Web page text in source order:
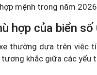
mệnh trong năm 2026
hợp của biển
thường dựa trên việc
khắc giữa các yếu